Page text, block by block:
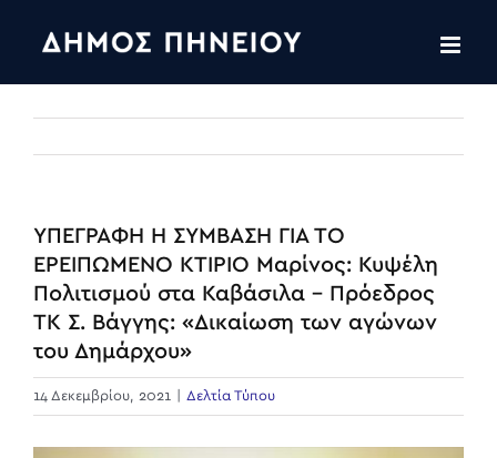
ΥΠΕΓΡΑΦΗ Η ΣΥΜΒΑΣΗ ΓΙΑ ΤΟ
ΕΡΕΙΠΩΜΕΝΟ ΚΤΙΡΙΟ Μαρίνος: Κυψέλη
Πολιτισμού στα Καβάσιλα – Πρόεδρος
ΤΚ Σ. Βάγγης: «Δικαίωση των αγώνων
του Δημάρχου»
14 Δεκεμβρίου, 2021 Δελτία Τύπου